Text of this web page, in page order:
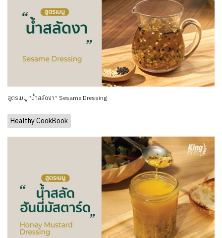
สูตรเมนู “น้ำสลัดงา” Sesame Dressing
Healthy CookBook